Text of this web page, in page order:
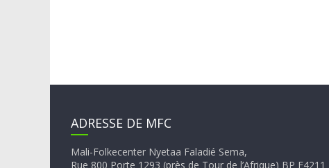
ADRESSE DE MFC
Mali-Folkecenter Nyetaa Faladié Sema,
Rue 800 Porte 1293 (près de Tour de l’Afrique) BP